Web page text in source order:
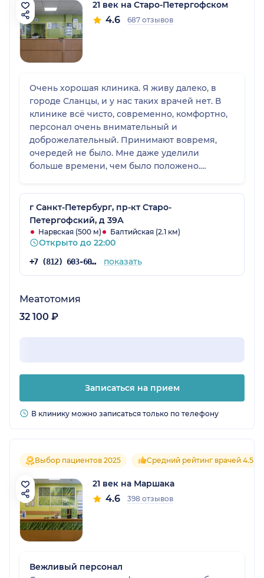
21 век на Старо-Петергофском
4.6 687 отзывов
Очень хорошая клиника. Я живу далеко, в
городе Сланцы, и у нас таких врачей нет. В
клинике всё чисто, современно, комфортно,
персонал очень внимательный и
доброжелательный. Принимают вовремя,
очередей не было. Мне даже уделили
больше времени, чем было положено.
г Санкт-Петербург, пр-кт Старо-
Петергофский, д 39А
Нарвская (500 м) Балтийская (2.1 км)
Открыто до 22:00
+7 (812) 603-60-42 показать
Меатотомия
32 100 ₽
Записаться на прием
В клинику можно записаться только по телефону
Выбор пациентов 2025 Средний рейтинг врачей 4.5
21 век на Маршака
4.6 398 отзывов
Вежливый персонал